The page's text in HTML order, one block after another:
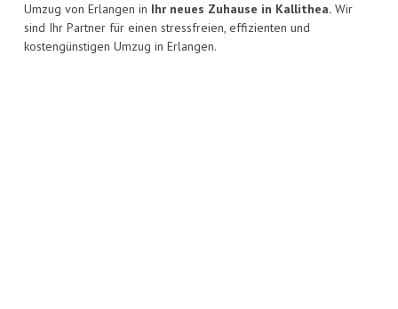
Umzug von Erlangen in Ihr neues Zuhause in Kallithea. Wir
sind Ihr Partner für einen stressfreien, effizienten und
kostengünstigen Umzug in Erlangen.